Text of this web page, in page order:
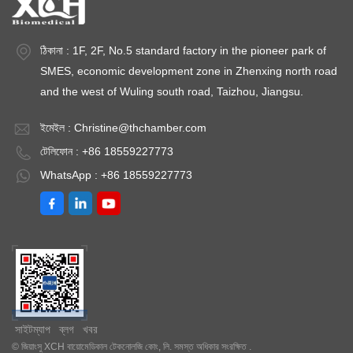
ঠিকানা : 1F, 2F, No.5 standard factory in the pioneer park of
SMES, economic development zone in Zhenxing north road
and the west of Wuling south road, Taizhou, Jiangsu.
ইমেইল : Christine@thchamber.com
টেলিফোন : +86 18559227773
WhatsApp : +86 18559227773
সাইটম্যাপ ব্লগ খবর
© জিয়াংসু XCH বায়োমেডিকাল টেকনোলজি কোং, লি. সমস্ত অধিকার সংরক্ষিত .